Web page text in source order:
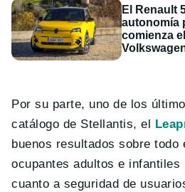
El Renault
autonomía
comienza
Por su parte, uno de los
catálogo de Stellantis, el
buenos resultados sobre todo
ocupantes adultos e infantiles
cuanto a seguridad de